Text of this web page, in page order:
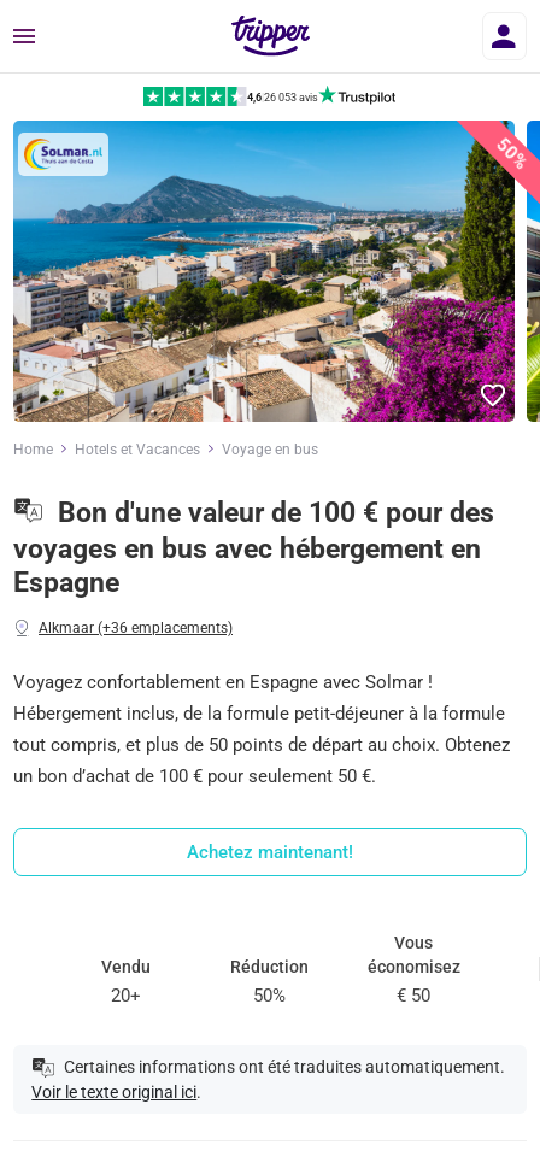
Menu
4,6|26 053 avis
50%
Home Hotels et Vacances Voyage en bus
Bon d'une valeur de 100 € pour des
voyages en bus avec hébergement en
Espagne
Alkmaar (+36 emplacements)
Voyagez confortablement en Espagne avec Solmar !
Hébergement inclus, de la formule petit-déjeuner à la formule
tout compris, et plus de 50 points de départ au choix. Obtenez
un bon d’achat de 100 € pour seulement 50 €.
Achetez maintenant!
Vendu
20+
Réduction
50%
Vous
économisez
€ 50
Certaines informations ont été traduites automatiquement.
Voir le texte original ici.